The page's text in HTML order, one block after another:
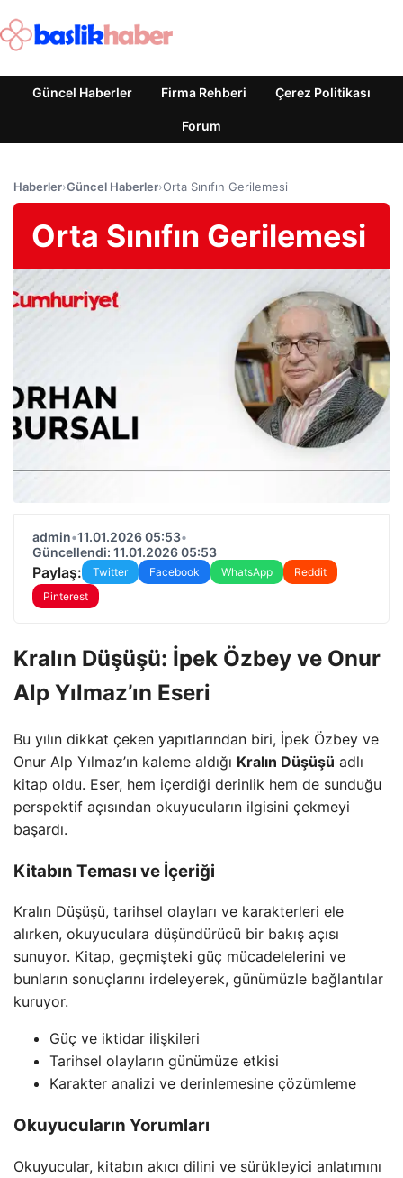
Güncel Haberler Firma Rehberi Çerez Politikası
Forum
Haberler›Güncel Haberler›Orta Sınıfın Gerilemesi
Orta Sınıfın Gerilemesi
admin•11.01.2026 05:53•
Güncellendi: 11.01.2026 05:53
Paylaş: Twitter Facebook WhatsApp
Reddit
Pinterest
Kralın Düşüşü: İpek Özbey ve Onur
Alp Yılmaz’ın Eseri
Bu yılın dikkat çeken yapıtlarından biri, İpek Özbey ve
Onur Alp Yılmaz’ın kaleme aldığı Kralın Düşüşü adlı
kitap oldu. Eser, hem içerdiği derinlik hem de sunduğu
perspektif açısından okuyucuların ilgisini çekmeyi
başardı.
Kitabın Teması ve İçeriği
Kralın Düşüşü, tarihsel olayları ve karakterleri ele
alırken, okuyuculara düşündürücü bir bakış açısı
sunuyor. Kitap, geçmişteki güç mücadelelerini ve
bunların sonuçlarını irdeleyerek, günümüzle bağlantılar
kuruyor.
Güç ve iktidar ilişkileri
Tarihsel olayların günümüze etkisi
Karakter analizi ve derinlemesine çözümleme
Okuyucuların Yorumları
Okuyucular, kitabın akıcı dilini ve sürükleyici anlatımını